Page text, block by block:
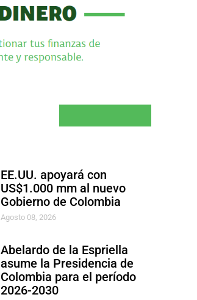
EE.UU. apoyará con
US$1.000 mm al nuevo
Gobierno de Colombia
Agosto 08, 2026
Abelardo de la Espriella
asume la Presidencia de
Colombia para el período
2026-2030